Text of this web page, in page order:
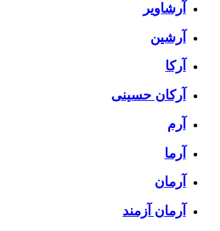
آرشاویر
آرشین
آرکا
آرکان حسینی
آرم
آرما
آرمان
آرمان آزمند